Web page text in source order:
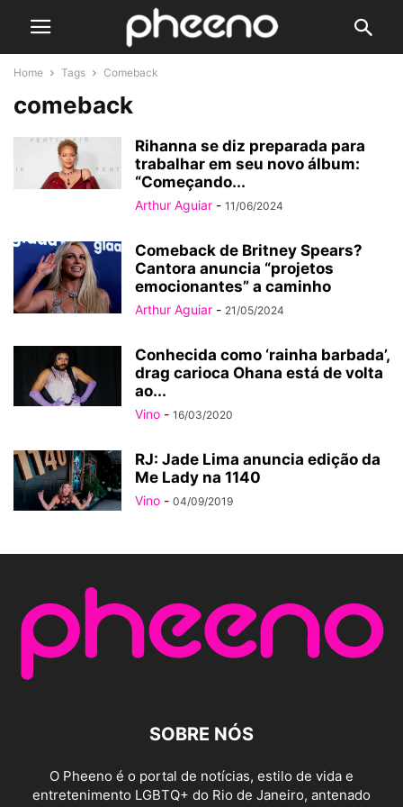
Home Tags Comeback
comeback
Rihanna se diz preparada para
trabalhar em seu novo álbum:
“Começando...
Arthur Aguiar - 11/06/2024
Comeback de Britney Spears?
Cantora anuncia “projetos
emocionantes” a caminho
Arthur Aguiar - 21/05/2024
Conhecida como ‘rainha barbada’,
drag carioca Ohana está de volta
ao...
Vino - 16/03/2020
RJ: Jade Lima anuncia edição da
Me Lady na 1140
Vino - 04/09/2019
SOBRE NÓS
O Pheeno é o portal de notícias, estilo de vida e
entretenimento LGBTQ+ do Rio de Janeiro, antenado